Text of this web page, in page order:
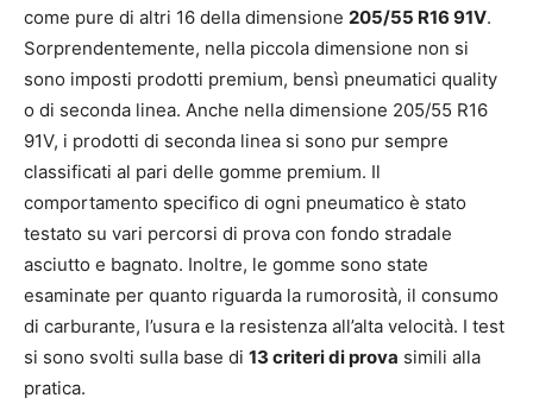
come pure di altri 16 della dimensione 205/55 R16 91V.
Sorprendentemente, nella piccola dimensione non si
sono imposti prodotti premium, bensì pneumatici quality
o di seconda linea. Anche nella dimensione 205/55 R16
91V, i prodotti di seconda linea si sono pur sempre
classificati al pari delle gomme premium. Il
comportamento specifico di ogni pneumatico è stato
testato su vari percorsi di prova con fondo stradale
asciutto e bagnato. Inoltre, le gomme sono state
esaminate per quanto riguarda la rumorosità, il consumo
di carburante, l’usura e la resistenza all’alta velocità. I test
si sono svolti sulla base di 13 criteri di prova simili alla
pratica.